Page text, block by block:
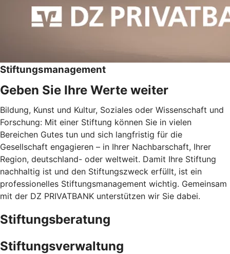
Stiftungsmanagement
Geben Sie Ihre Werte weiter
Bildung, Kunst und Kultur, Soziales oder Wissenschaft und
Forschung: Mit einer Stiftung können Sie in vielen
Bereichen Gutes tun und sich langfristig für die
Gesellschaft engagieren – in Ihrer Nachbarschaft, Ihrer
Region, deutschland- oder weltweit. Damit Ihre Stiftung
nachhaltig ist und den Stiftungszweck erfüllt, ist ein
professionelles Stiftungsmanagement wichtig. Gemeinsam
mit der DZ PRIVATBANK unterstützen wir Sie dabei.
Stiftungsberatung
Stiftungsverwaltung